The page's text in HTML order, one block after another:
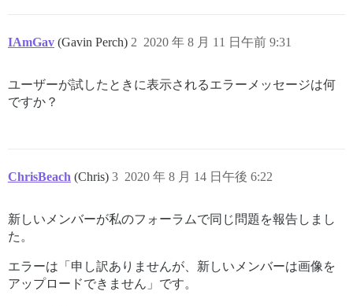
IAmGav (Gavin Perch) 2020 年 8 月 11 日午前 9:31
2
ユーザーが試したときに表示されるエラーメッセージは何
ですか？
ChrisBeach (Chris) 2020 年 8 月 14 日午後 6:22
3
新しいメンバーが私のフォーラムで同じ問題を報告しまし
た。
エラーは「申し訳ありませんが、新しいメンバーは画像を
アップロードできません」です。